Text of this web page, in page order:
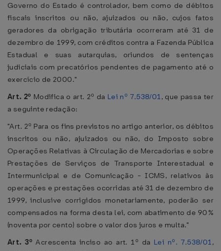
Governo do Estado é controlador, bem como de débitos
fiscais inscritos ou não, ajuizados ou não, cujos fatos
geradores da obrigação tributária ocorreram até 31 de
dezembro de 1999, com créditos contra a Fazenda Pública
Estadual e suas autarquias, oriundos de sentenças
judiciais com precatórios pendentes de pagamento até o
exercício de 2000."
Art. 2º Modifica o art. 2º da Lei nº 7.538/01, que passa ter
a seguinte redação:
"Art. 2º Para os fins previstos no artigo anterior, os débitos
inscritos ou não, ajuizados ou não, do Imposto sobre
Operações Relativas à Circulação de Mercadorias e sobre
Prestações de Serviços de Transporte Interestadual e
Intermunicipal e de Comunicação - ICMS, relativos às
operações e prestações ocorridas até 31 de dezembro de
1999, inclusive corrigidos monetariamente, poderão ser
compensados na forma desta lei, com abatimento de 90%
(noventa por cento) sobre o valor dos juros e multa."
Art. 3º Acrescenta inciso ao art. 1º da Lei nº. 7.538/01,